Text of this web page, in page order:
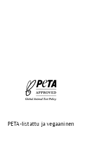
PETA-listattu ja vegaaninen